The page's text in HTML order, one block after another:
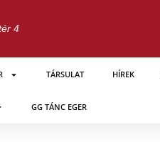
4
TÁRSULAT HÍREK
GG TÁNC EGER